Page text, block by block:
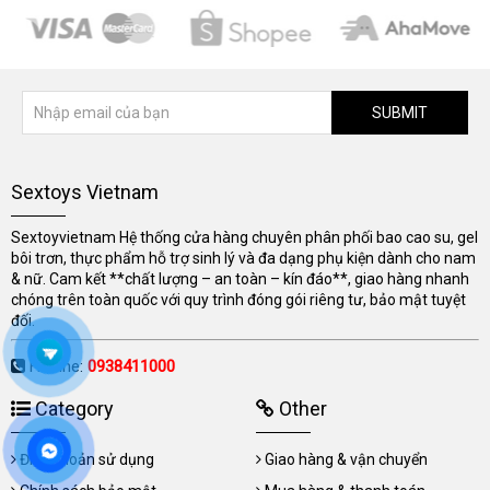
SUBMIT
Sextoys Vietnam
Sextoyvietnam Hệ thống cửa hàng chuyên phân phối bao cao su, gel
bôi trơn, thực phẩm hỗ trợ sinh lý và đa dạng phụ kiện dành cho nam
& nữ. Cam kết **chất lượng – an toàn – kín đáo**, giao hàng nhanh
chóng trên toàn quốc với quy trình đóng gói riêng tư, bảo mật tuyệt
đối.
Hotline: 0938411000
Category
Điều khoản sử dụng
Other
Giao hàng & vận chuyển